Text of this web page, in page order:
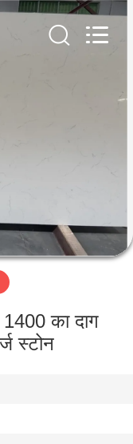
का दाग
स्टोन